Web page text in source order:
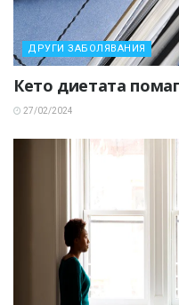
ДРУГИ ЗАБОЛЯВАНИЯ
Кето диетата
27/02/2024